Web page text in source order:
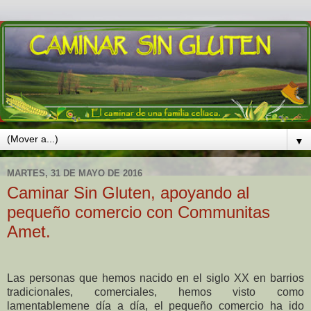
▼
MARTES, 31 DE MAYO DE 2016
Caminar Sin Gluten, apoyando al
pequeño comercio con Communitas
Amet.
Las personas que hemos nacido en el siglo XX en barrios
tradicionales, comerciales, hemos visto como
lamentablemene día a día, el pequeño comercio ha ido